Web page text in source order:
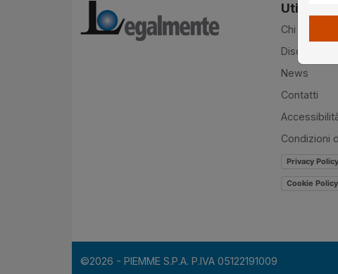
Utilità
Chi siamo
Disclaimer
News
Contatti
Condizioni
Privacy Policy
Cookie Policy
©2026 - PIEMME S.P.A. P.IVA 05122191009